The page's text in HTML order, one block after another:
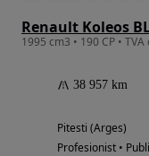
38 957 km
Pitesti (Arges)
Profesionist •